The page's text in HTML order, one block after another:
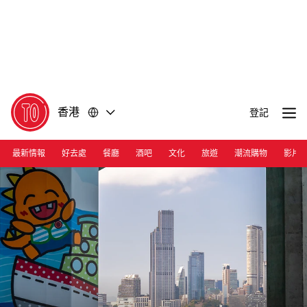
香港 登記
最新情報 好去處 餐廳 酒吧 文化 旅遊 潮流購物 影片